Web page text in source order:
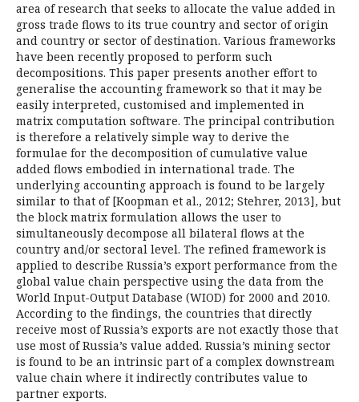
area of research that seeks to allocate the value added in
gross trade flows to its true country and sector of origin
and country or sector of destination. Various frameworks
have been recently proposed to perform such
decompositions. This paper presents another effort to
generalise the accounting framework so that it may be
easily interpreted, customised and implemented in
matrix computation software. The principal contribution
is therefore a relatively simple way to derive the
formulae for the decomposition of cumulative value
added flows embodied in international trade. The
underlying accounting approach is found to be largely
similar to that of [Koopman et al., 2012; Stehrer, 2013], but
the block matrix formulation allows the user to
simultaneously decompose all bilateral flows at the
country and/or sectoral level. The refined framework is
applied to describe Russia’s export performance from the
global value chain perspective using the data from the
World Input-Output Database (WIOD) for 2000 and 2010.
According to the findings, the countries that directly
receive most of Russia’s exports are not exactly those that
use most of Russia’s value added. Russia’s mining sector
is found to be an intrinsic part of a complex downstream
value chain where it indirectly contributes value to
partner exports.